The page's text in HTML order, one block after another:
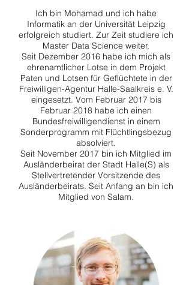
Ich bin Mohamad und ich habe
Informatik an der Universität Leipzig
erfolgreich studiert. Zur Zeit studiere ich
Master Data Science weiter.
Seit Dezember 2016 habe ich mich als
ehrenamtlicher Lotse in dem Projekt
Paten und Lotsen für Geflüchtete in der
Freiwilligen-Agentur Halle-Saalkreis e. V.
eingesetzt. Vom Februar 2017 bis
Februar 2018 habe ich einen
Bundesfreiwilligendienst in einem
Sonderprogramm mit Flüchtlingsbezug
absolviert.
Seit November 2017 bin ich Mitglied im
Ausländerbeirat der Stadt Halle(S) als
Stellvertretender Vorsitzende des
Ausländerbeirats. Seit Anfang an bin ich
Mitglied von Salam.